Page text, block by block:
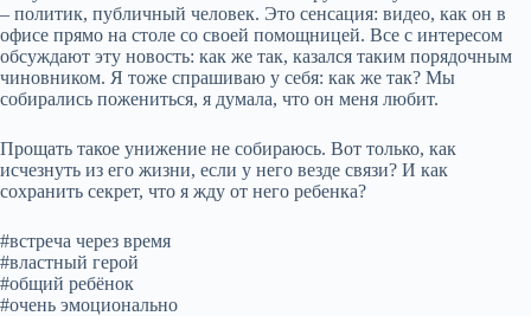
– политик, публичный человек. Это сенсация: видео, как он в
офисе прямо на столе со своей помощницей. Все с интересом
обсуждают эту новость: как же так, казался таким порядочным
чиновником. Я тоже спрашиваю у себя: как же так? Мы
собирались пожениться, я думала, что он меня любит.
Прощать такое унижение не собираюсь. Вот только, как
исчезнуть из его жизни, если у него везде связи? И как
сохранить секрет, что я жду от него ребенка?
#встреча через время
#властный герой
#общий ребёнок
#очень эмоционально